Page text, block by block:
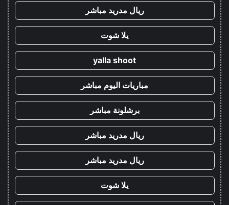
ريال مدريد مباشر
يلا شوت
yalla shoot
مباريات اليوم مباشر
برشلونة مباشر
ريال مدريد مباشر
ريال مدريد مباشر
يلا شوت